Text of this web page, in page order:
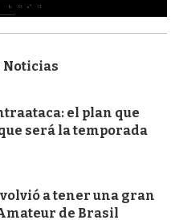
el plan que
será la temporada
a tener una gran
de Brasil